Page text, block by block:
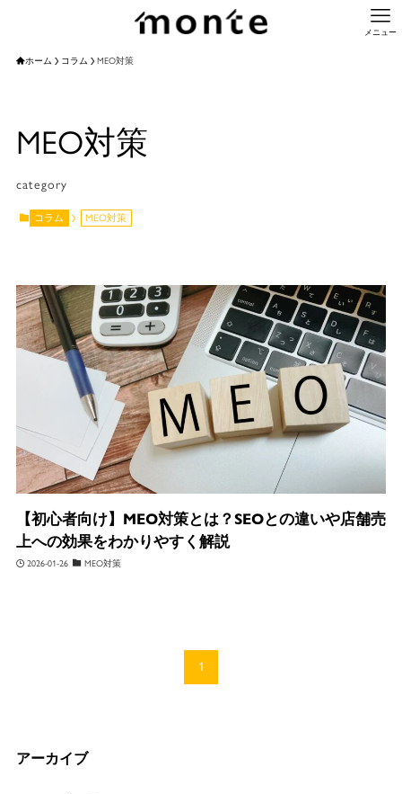
メニュー
ホーム コラム MEO対策
MEO対策
category
コラム MEO対策
【初心者向け】MEO対策とは？SEOとの違いや店舗売
上への効果をわかりやすく解説
2026-01-26 MEO対策
1
アーカイブ